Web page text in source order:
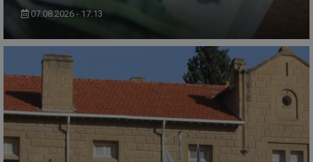
07.08.2026 - 17:13